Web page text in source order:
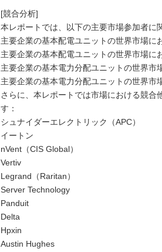
[競合分析]
本レポートでは、以下の主要市場参加者に
主要企業の基本配電ユニットの世界市場に
主要企業の基本配電ユニットの世界市場に
主要企業の基本電力分配ユニットの世界市
主要企業の基本電力分配ユニットの世界市
さらに、本レポートでは市場における競合
す：
シュナイダーエレクトリック（APC）
イートン
nVent（CIS Global）
Vertiv
Legrand（Raritan）
Server Technology
Panduit
Delta
Hpxin
Austin Hughes